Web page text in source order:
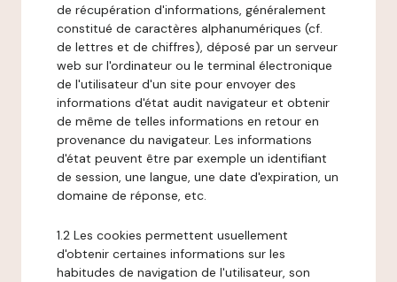
de récupération d'informations, généralement
constitué de caractères alphanumériques (cf.
de lettres et de chiffres), déposé par un serveur
web sur l'ordinateur ou le terminal électronique
de l'utilisateur d'un site pour envoyer des
informations d'état audit navigateur et obtenir
de même de telles informations en retour en
provenance du navigateur. Les informations
d'état peuvent être par exemple un identifiant
de session, une langue, une date d'expiration, un
domaine de réponse, etc.
1.2 Les cookies permettent usuellement
d'obtenir certaines informations sur les
habitudes de navigation de l'utilisateur, son